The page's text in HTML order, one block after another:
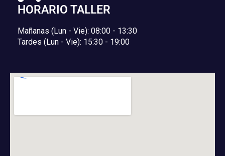
HORARIO TALLER
Mañanas (Lun - Vie): 08:00 - 13:30
Tardes (Lun - Vie): 15:30 - 19:00